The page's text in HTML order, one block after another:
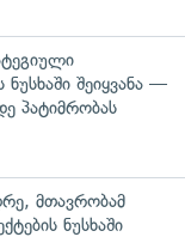
ნუსხაში შეიყვანა —
პატიმრობას
მთავრობამ
ნუსხაში